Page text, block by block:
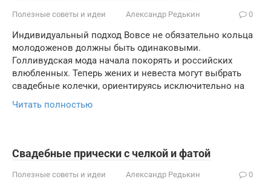
Полезные советы и идеи Александр Редькин 0
Индивидуальный подход Вовсе не обязательно кольца
молодоженов должны быть одинаковыми.
Голливудская мода начала покорять и российских
влюбленных. Теперь жених и невеста могут выбрать
свадебные колечки, ориентируясь исключительно на
Читать полностью
Cвадебные прически с челкой и фатой
Полезные советы и идеи Александр Редькин 0